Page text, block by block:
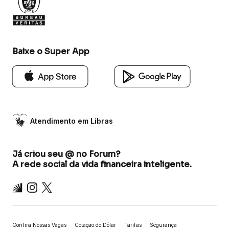
Baixe o Super App
Atendimento em Libras
Já criou seu @ no Forum?
A rede social da vida financeira inteligente.
Inter Instagram
X
Confira Nossas Vagas Cotação do Dólar Tarifas Segurança